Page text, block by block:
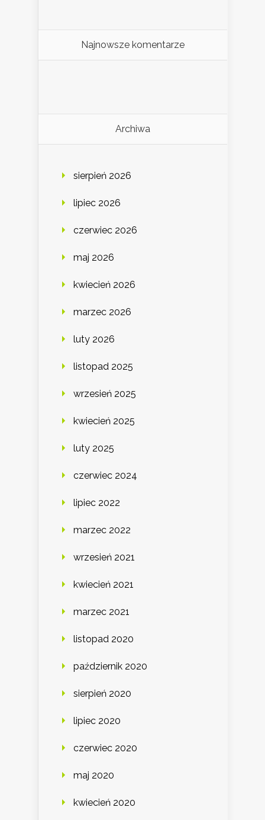
Najnowsze komentarze
Archiwa
sierpień 2026
lipiec 2026
czerwiec 2026
maj 2026
kwiecień 2026
marzec 2026
luty 2026
listopad 2025
wrzesień 2025
kwiecień 2025
luty 2025
czerwiec 2024
lipiec 2022
marzec 2022
wrzesień 2021
kwiecień 2021
marzec 2021
listopad 2020
październik 2020
sierpień 2020
lipiec 2020
czerwiec 2020
maj 2020
kwiecień 2020